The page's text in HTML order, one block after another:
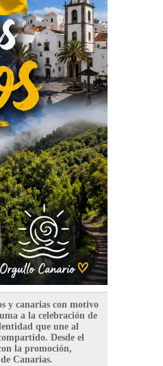
y canarias con motivo
a la celebración de
que une al
Desde el
la promoción,
Canarias.